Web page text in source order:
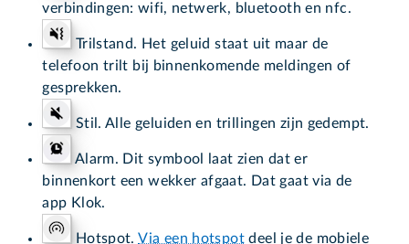
verbindingen: wifi, netwerk, bluetooth en nfc.
Trilstand. Het geluid staat uit maar de
telefoon trilt bij binnenkomende meldingen of
gesprekken.
Stil. Alle geluiden en trillingen zijn gedempt.
Alarm. Dit symbool laat zien dat er
binnenkort een wekker afgaat. Dat gaat via de
app Klok.
Hotspot.Via een hotspot deel je de mobiele